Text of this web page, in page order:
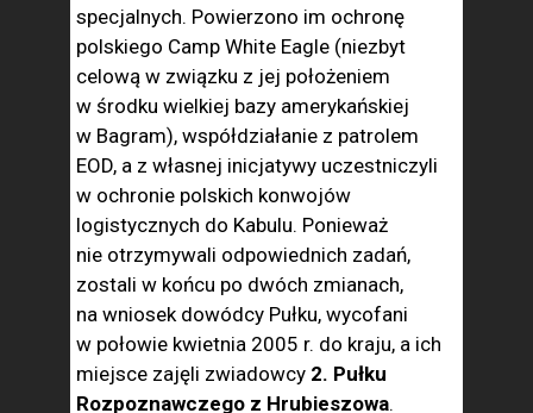
specjalnych. Powierzono im ochronę
polskiego Camp White Eagle (niezbyt
celową w związku z jej położeniem
w środku wielkiej bazy amerykańskiej
w Bagram), współdziałanie z patrolem
EOD, a z własnej inicjatywy uczestniczyli
w ochronie polskich konwojów
logistycznych do Kabulu. Ponieważ
nie otrzymywali odpowiednich zadań,
zostali w końcu po dwóch zmianach,
na wniosek dowódcy Pułku, wycofani
w połowie kwietnia 2005 r. do kraju, a ich
miejsce zajęli zwiadowcy 2. Pułku
Rozpoznawczego z Hrubieszowa.